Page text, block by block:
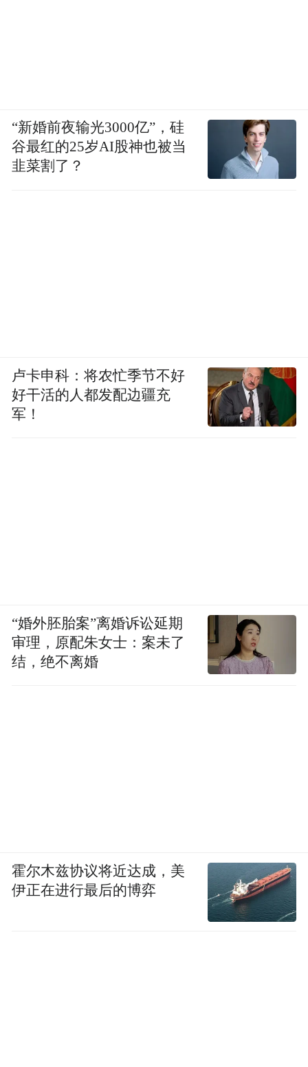
“新婚前夜输光3000亿”，硅
谷最红的25岁AI股神也被当
韭菜割了？
卢卡申科：将农忙季节不好
好干活的人都发配边疆充
军！
“婚外胚胎案”离婚诉讼延期
审理，原配朱女士：案未了
结，绝不离婚
霍尔木兹协议将近达成，美
伊正在进行最后的博弈